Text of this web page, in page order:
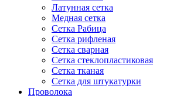
Латунная сетка
Медная сетка
Сетка Рабица
Сетка рифленая
Сетка сварная
Сетка стеклопластиковая
Сетка тканая
Сетка для штукатурки
Проволока